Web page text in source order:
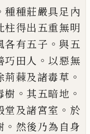
種種莊嚴具足內
柱得出五重無明
各有五子 。與五
巧田人 。 以惡無
荊蕀及諸毒草 。
樹 。其五暗地 。
堂及諸宮室 。 於
。 然後乃為自身